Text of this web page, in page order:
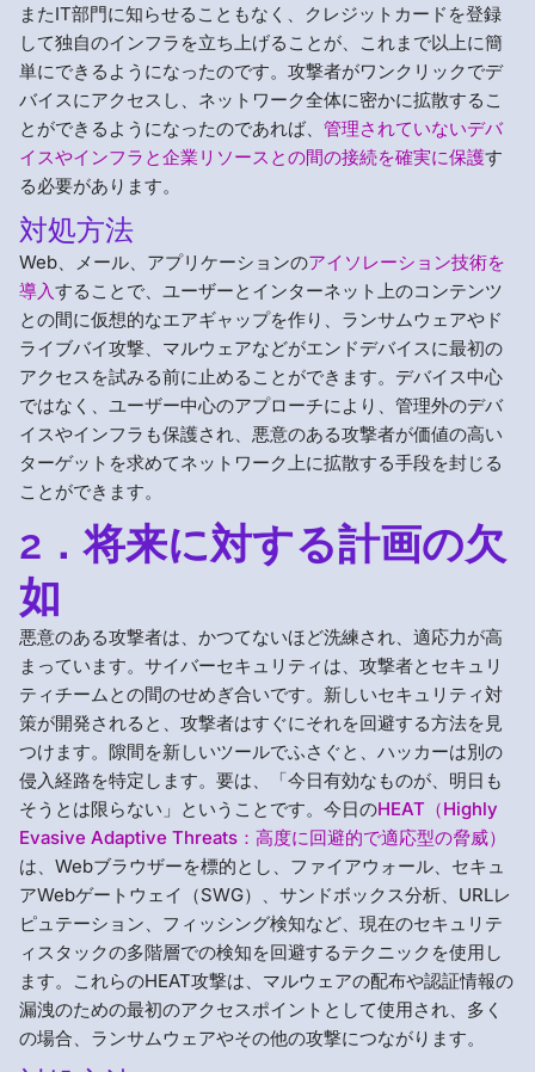
またIT部門に知らせることもなく、クレジットカードを登録
して独自のインフラを立ち上げることが、これまで以上に簡
単にできるようになったのです。攻撃者がワンクリックでデ
バイスにアクセスし、ネットワーク全体に密かに拡散するこ
とができるようになったのであれば、 管理されていないデバ
イスやインフラと企業リソースとの間の接続を確実に保護す
る必要があります。
対処方法
Web、メール、アプリケーションのアイソレーション技術を
導入することで、ユーザーとインターネット上のコンテンツ
との間に仮想的なエアギャップを作り、ランサムウェアやド
ライブバイ攻撃、マルウェアなどがエンドデバイスに最初の
アクセスを試みる前に止めることができます。デバイス中心
ではなく、ユーザー中心のアプローチにより、管理外のデバ
イスやインフラも保護され、悪意のある攻撃者が価値の高い
ターゲットを求めてネットワーク上に拡散する手段を封じる
ことができます。
2．将来に対する計画の欠
如
悪意のある攻撃者は、かつてないほど洗練され、適応力が高
まっています。サイバーセキュリティは、攻撃者とセキュリ
ティチームとの間のせめぎ合いです。新しいセキュリティ対
策が開発されると、攻撃者はすぐにそれを回避する方法を見
つけます。隙間を新しいツールでふさぐと、ハッカーは別の
侵入経路を特定します。要は、「今日有効なものが、明日も
そうとは限らない」ということです。今日のHEAT（Highly
Evasive Adaptive Threats：高度に回避的で適応型の脅威）
は、Webブラウザーを標的とし、ファイアウォール、セキュ
アWebゲートウェイ（SWG）、サンドボックス分析、URLレ
ピュテーション、フィッシング検知など、現在のセキュリテ
ィスタックの多階層での検知を回避するテクニックを使用し
ます。これらのHEAT攻撃は、マルウェアの配布や認証情報の
漏洩のための最初のアクセスポイントとして使用され、多く
の場合、ランサムウェアやその他の攻撃につながります。